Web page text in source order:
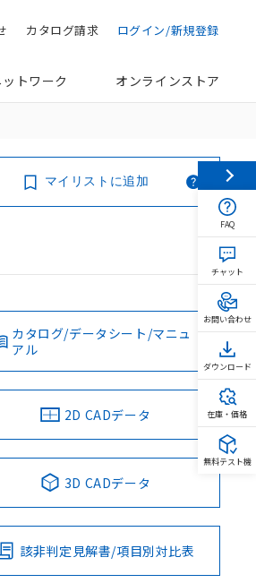
ログイン/新規登録
カタログ請求
トワーク オンラインストア
マイリストに追加
カタログ/データシート/マニュ
アル
2D CADデータ
3D CADデータ
該非判定見解書/項目別対比表
FAQ
チャット
お問い合わせ
ダウンロード
在庫・価格
無料テスト機